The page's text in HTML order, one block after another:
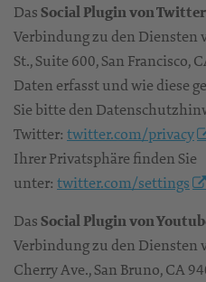
DasSocial Plugin von Twitter
Verbindung zu den Diensten
St., Suite 600, San Francisco,
Daten erfasst und wie diese
Sie bitte den
Twitter: twitter.com/privacy
Ihrer Privatsphäre finden Sie
unter: twitter.com/settings
DasSocial Plugin von
Verbindung zu den Diensten
Cherry Ave., San Bruno, CA